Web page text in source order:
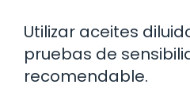
Utilizar aceites
pruebas de
recomendable.